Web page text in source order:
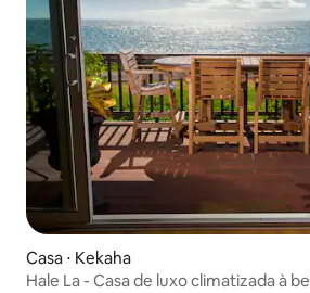
Casa ⋅ Kekaha
Hale La - Casa de luxo climatizada à